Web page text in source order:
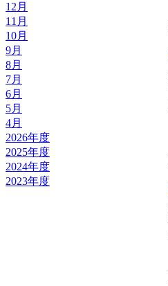
12月
11月
10月
9月
8月
7月
6月
5月
4月
2026年度
2025年度
2024年度
2023年度